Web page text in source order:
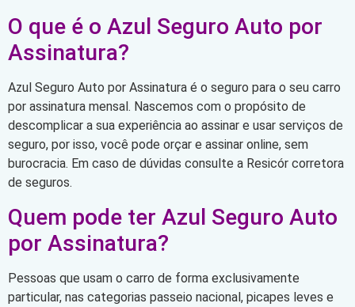
O que é o Azul Seguro Auto por
Assinatura?
Azul Seguro Auto por Assinatura é o seguro para o seu carro
por assinatura mensal. Nascemos com o propósito de
descomplicar a sua experiência ao assinar e usar serviços de
seguro, por isso, você pode orçar e assinar online, sem
burocracia. Em caso de dúvidas consulte a Resicór corretora
de seguros.
Quem pode ter Azul Seguro Auto
por Assinatura?
Pessoas que usam o carro de forma exclusivamente
particular, nas categorias passeio nacional, picapes leves e